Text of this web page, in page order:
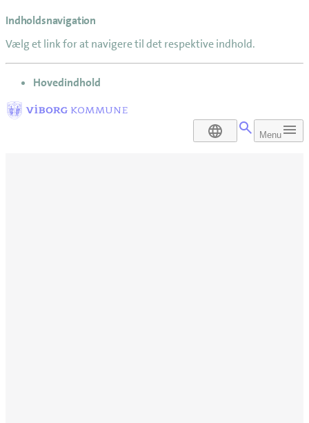
Indholdsnavigation
Vælg et link for at navigere til det respektive indhold.
gå til
Hovedindhold
DA Menu